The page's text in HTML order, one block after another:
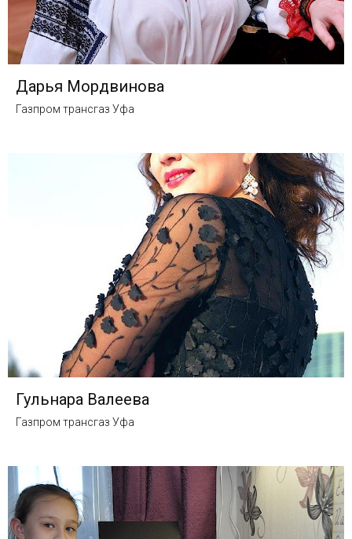
Дарья Мордвинова
Газпром трансгаз Уфа
Гульнара Валеева
Газпром трансгаз Уфа